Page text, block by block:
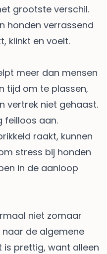
grootste verschil.
honden verrassend
klinkt en voelt.
meer dan mensen
tijd om te plassen,
vertrek niet gehaast.
feilloos aan.
raakt, kunnen
stress bij honden
in de aanloop
niet zomaar
de algemene
is prettig, want alleen